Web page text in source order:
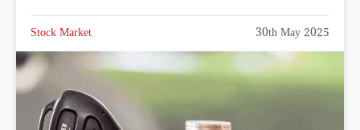
Stock Market 30th May 2025